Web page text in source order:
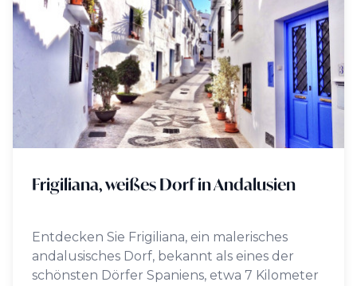
Frigiliana, weißes Dorf in Andalusien
Entdecken Sie Frigiliana, ein malerisches
andalusisches Dorf, bekannt als eines der
schönsten Dörfer Spaniens, etwa 7 Kilometer